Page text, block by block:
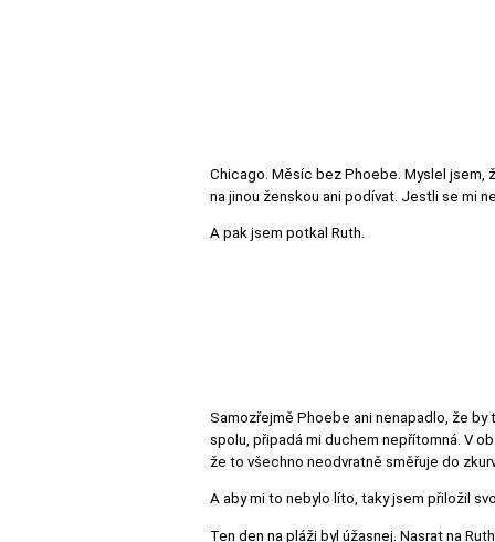
Chicago. Měsíc bez Phoebe. Myslel jsem,
na jinou ženskou ani podívat. Jestli se mi
A pak jsem potkal Ruth.
Samozřejmě Phoebe ani nenapadlo, že
spolu, připadá mi duchem nepřítomná. V
že to všechno neodvratně směřuje do
A aby mi to nebylo líto, taky jsem přiložil
Ten den na pláži byl úžasnej. Nasrat na